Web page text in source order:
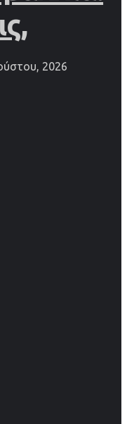
2026